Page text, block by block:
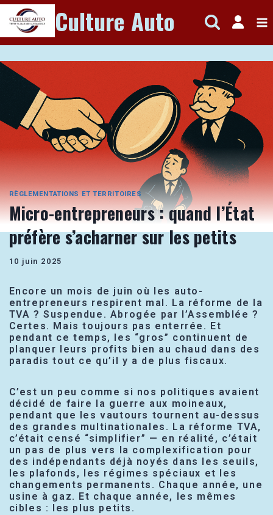
Aller
au
contenu
Culture Auto
RÈGLEMENTATIONS ET TERRITOIRES
Micro-entrepreneurs : quand l’État
préfère s’acharner sur les petits
10 juin 2025
Encore un mois de juin où les auto-
entrepreneurs respirent mal. La réforme de la
TVA ? Suspendue. Abrogée par l’Assemblée ?
Certes. Mais toujours pas enterrée. Et
pendant ce temps, les “gros” continuent de
planquer leurs profits bien au chaud dans des
paradis tout ce qu’il y a de plus fiscaux.
C’est un peu comme si nos politiques avaient
décidé de faire la guerre aux moineaux,
pendant que les vautours tournent au-dessus
des grandes multinationales. La réforme TVA,
c’était censé “simplifier” — en réalité, c’était
un pas de plus vers la complexification pour
des indépendants déjà noyés dans les seuils,
les plafonds, les régimes spéciaux et les
changements permanents. Chaque année, une
usine à gaz. Et chaque année, les mêmes
cibles : les plus petits.